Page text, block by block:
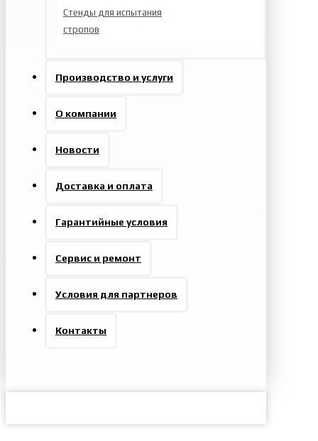
Стенды для испытания
стропов
Производство и услуги
О компании
Новости
Доставка и оплата
Гарантийные условия
Сервис и ремонт
Условия для партнеров
Контакты